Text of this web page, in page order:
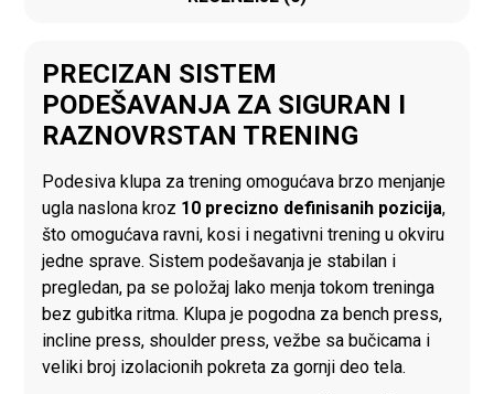
PRECIZAN SISTEM
PODEŠAVANJA ZA SIGURAN I
RAZNOVRSTAN TRENING
Podesiva klupa za trening omogućava brzo menjanje
ugla naslona kroz 10 precizno definisanih pozicija,
što omogućava ravni, kosi i negativni trening u okviru
jedne sprave. Sistem podešavanja je stabilan i
pregledan, pa se položaj lako menja tokom treninga
bez gubitka ritma. Klupa je pogodna za bench press,
incline press, shoulder press, vežbe sa bučicama i
veliki broj izolacionih pokreta za gornji deo tela.